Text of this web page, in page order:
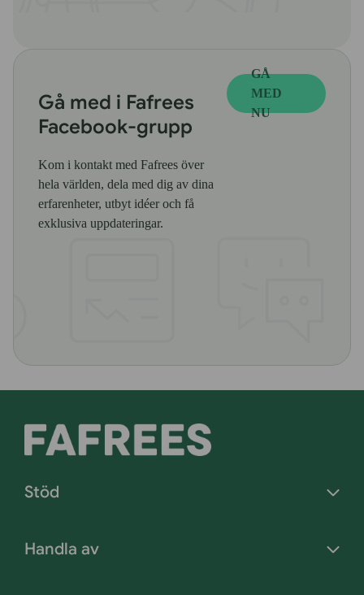
Gå med i Fafrees
Facebook-grupp
Kom i kontakt med Fafrees över
hela världen, dela med dig av dina
erfarenheter, utbyt idéer och få
exklusiva uppdateringar.
GÅ
MED
NU
Stöd
Handla av